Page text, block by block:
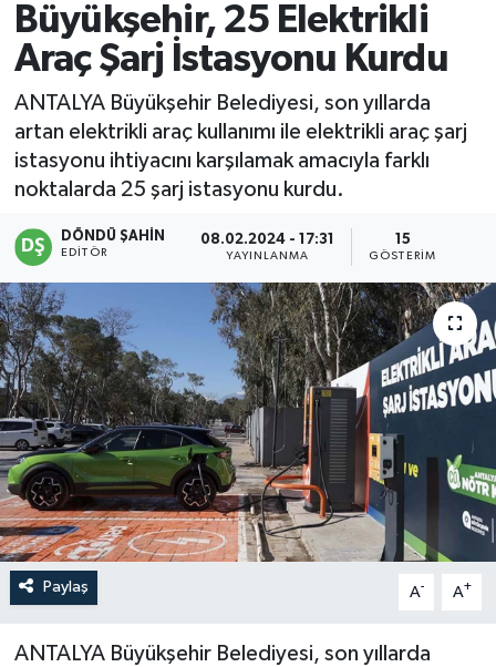
Büyükşehir, 25 Elektrikli
Araç Şarj İstasyonu Kurdu
ANTALYA Büyükşehir Belediyesi, son yıllarda
artan elektrikli araç kullanımı ile elektrikli araç şarj
istasyonu ihtiyacını karşılamak amacıyla farklı
noktalarda 25 şarj istasyonu kurdu.
DÖNDÜ ŞAHİN
EDITÖR
08.02.2024 - 17:31
YAYINLANMA
15
GÖSTERIM
Paylaş A- A+
ANTALYA Büyükşehir Belediyesi, son yıllarda